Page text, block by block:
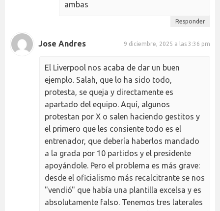
ambas
Responder
Jose Andres 9 diciembre, 2025 a las 3:36 pm
El Liverpool nos acaba de dar un buen
ejemplo. Salah, que lo ha sido todo,
protesta, se queja y directamente es
apartado del equipo. Aquí, algunos
protestan por X o salen haciendo gestitos y
el primero que les consiente todo es el
entrenador, que debería haberlos mandado
a la grada por 10 partidos y el presidente
apoyándole. Pero el problema es más grave:
desde el oficialismo más recalcitrante se nos
"vendió" que había una plantilla excelsa y es
absolutamente falso. Tenemos tres laterales